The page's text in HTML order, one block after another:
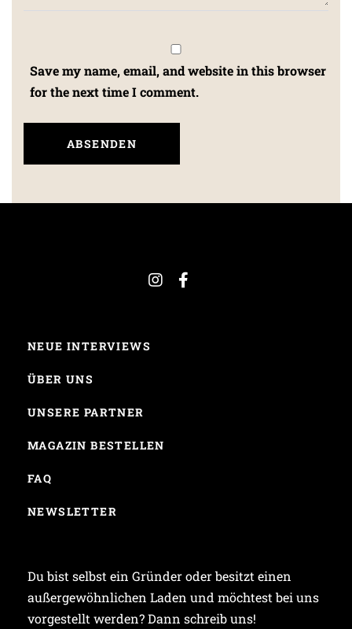
Save my name, email, and website in this browser
for the next time I comment.
NEUE INTERVIEWS
ÜBER UNS
UNSERE PARTNER
MAGAZIN BESTELLEN
FAQ
NEWSLETTER
Du bist selbst ein Gründer oder besitzt einen
außergewöhnlichen Laden und möchtest bei uns
vorgestellt werden? Dann schreib uns!